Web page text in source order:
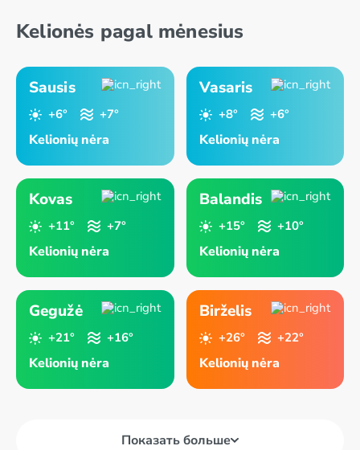
Kelionės pagal mėnesius
Sausis
+6° +7°
Kelionių nėra
Vasaris
+8° +6°
Kelionių nėra
Kovas
+11° +7°
Kelionių nėra
Balandis
+15° +10°
Kelionių nėra
Gegužė
+21° +16°
Kelionių nėra
Birželis
+26° +22°
Kelionių nėra
Показать больше